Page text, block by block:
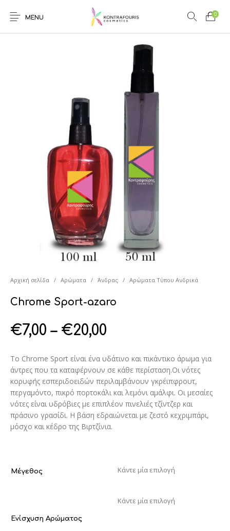
MENU
0
Αρχική σελίδα / Αρώματα / Άνδρας / Αρώματα Τύπου Ανδρικά
Chrome Sport-azaro
€7,00 – €20,00
Το Chrome Sport είναι ένα υδάτινο και πικάντικο άρωμα για
άντρες που τα καταφέρνουν σε κάθε περίσταση.Οι νότες
κορυφής εσπεριδοειδών περιλαμβάνουν γκρέιπφρουτ,
περγαμόντο, πικρό πορτοκάλι και λεμόνι αμάλφι. Οι μεσαίες
νότες είναι υδρόβιες με επιπλέον πινελιές τζίντζερ και
πράσινο γρασίδι. Η βάση εδραιώνεται με ζεστό κεχριμπάρι,
μόσχο και κέδρο της Βιρτζίνια.
Μέγεθος
Ενίσχυση Αρώματος